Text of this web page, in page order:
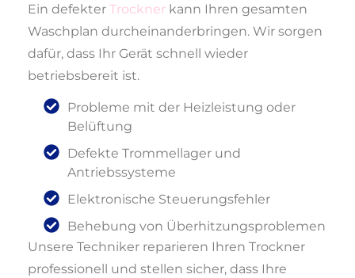
Ein defekter Trockner kann Ihren gesamten
Waschplan durcheinanderbringen. Wir sorgen
dafür, dass Ihr Gerät schnell wieder
betriebsbereit ist.
Probleme mit der Heizleistung oder
Belüftung
Defekte Trommellager und
Antriebssysteme
Elektronische Steuerungsfehler
Behebung von Überhitzungsproblemen
Unsere Techniker reparieren Ihren Trockner
professionell und stellen sicher, dass Ihre